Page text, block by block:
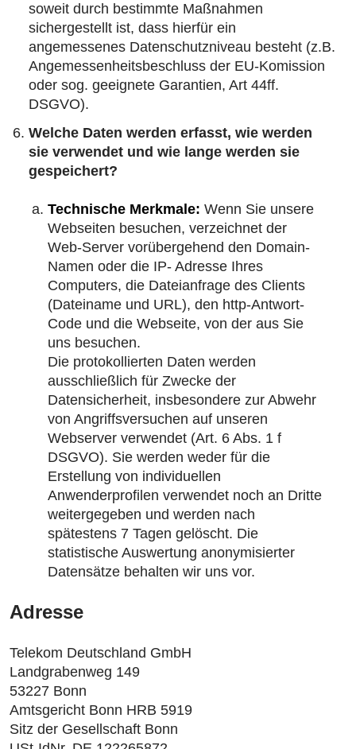
soweit durch bestimmte Maßnahmen
sichergestellt ist, dass hierfür ein
angemessenes Datenschutzniveau besteht (z.B.
Angemessenheitsbeschluss der EU-Komission
oder sog. geeignete Garantien, Art 44ff.
DSGVO).
Welche Daten werden erfasst, wie werden
sie verwendet und wie lange werden sie
gespeichert?
Technische Merkmale: Wenn Sie unsere
Webseiten besuchen, verzeichnet der
Web-Server vorübergehend den Domain-
Namen oder die IP- Adresse Ihres
Computers, die Dateianfrage des Clients
(Dateiname und URL), den http-Antwort-
Code und die Webseite, von der aus Sie
uns besuchen.
Die protokollierten Daten werden
ausschließlich für Zwecke der
Datensicherheit, insbesondere zur Abwehr
von Angriffsversuchen auf unseren
Webserver verwendet (Art. 6 Abs. 1 f
DSGVO). Sie werden weder für die
Erstellung von individuellen
Anwenderprofilen verwendet noch an Dritte
weitergegeben und werden nach
spätestens 7 Tagen gelöscht. Die
statistische Auswertung anonymisierter
Datensätze behalten wir uns vor.
Adresse
Telekom Deutschland GmbH
Landgrabenweg 149
53227 Bonn
Amtsgericht Bonn HRB 5919
Sitz der Gesellschaft Bonn